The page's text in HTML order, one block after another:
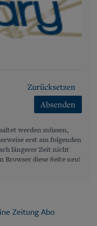
Zurücksetzen
Absenden
werden müssen,
erst am folgenden
längerer Zeit nicht
Browser diese Seite neu!